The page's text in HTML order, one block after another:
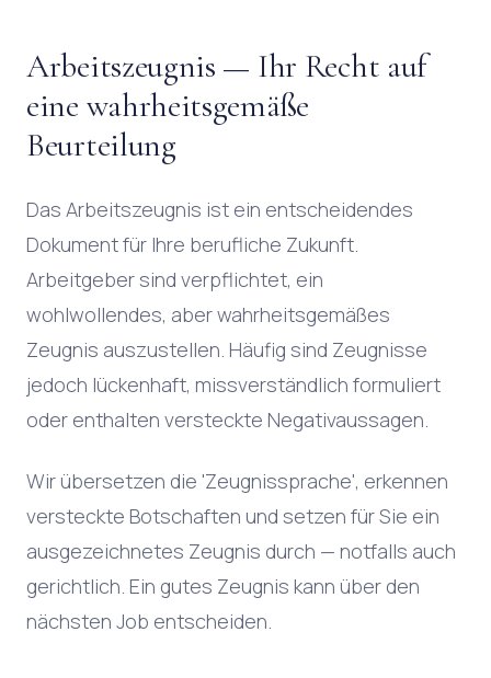
Arbeitszeugnis — Ihr Recht auf
eine wahrheitsgemäße
Beurteilung
Das Arbeitszeugnis ist ein entscheidendes
Dokument für Ihre berufliche Zukunft.
Arbeitgeber sind verpflichtet, ein
wohlwollendes, aber wahrheitsgemäßes
Zeugnis auszustellen. Häufig sind Zeugnisse
jedoch lückenhaft, missverständlich formuliert
oder enthalten versteckte Negativaussagen.
Wir übersetzen die 'Zeugnissprache', erkennen
versteckte Botschaften und setzen für Sie ein
ausgezeichnetes Zeugnis durch — notfalls auch
gerichtlich. Ein gutes Zeugnis kann über den
nächsten Job entscheiden.